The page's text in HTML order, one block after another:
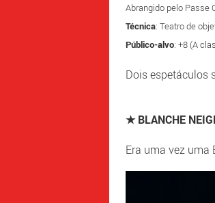
Abrangido pelo Passe
Técnica: Teatro de
Público-alvo: +8 (A
Dois espetáculos
★ BLANCHE
Era uma vez uma